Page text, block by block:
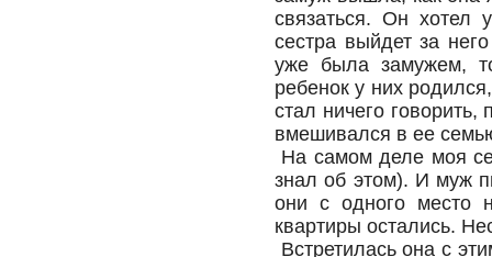
связаться. Он хотел
сестра выйдет за
уже была замужем,
ребенок у них
стал ничего говорить,
вмешивался в ее
На самом деле моя
знал об этом). И муж
они с одного место
квартиры остались.
Встретилась она с